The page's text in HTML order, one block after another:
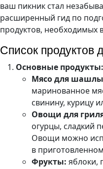
ваш пикник стал
расширенный гид по
продуктов, необходимых
Список продуктов
Основные продукты:
Мясо для
маринованное
свинину, курицу
Овощи для
огурцы, сладкий
Овощи можно
в
Фрукты: яблоки,